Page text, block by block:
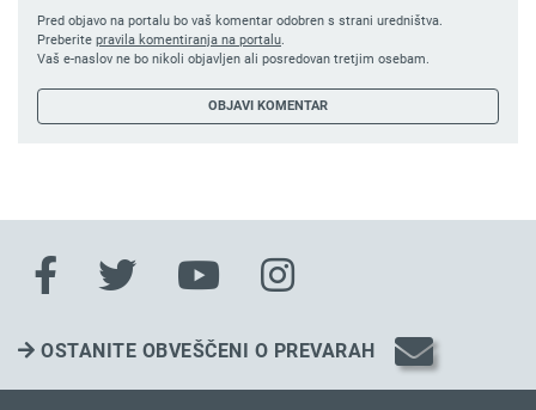
Pred objavo na portalu bo vaš komentar odobren s strani uredništva.
Preberite pravila komentiranja na portalu.
Vaš e-naslov ne bo nikoli objavljen ali posredovan tretjim osebam.
OSTANITE OBVEŠČENI O PREVARAH